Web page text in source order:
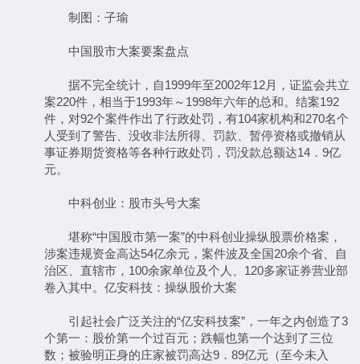
制图：子瑜
中国股市大案要案盘点
据不完全统计，自1999年至2002年12月，证监会共立
案220件，相当于1993年～1998年六年的总和。结案192
件，对92个案件作出了行政处罚，有104家机构和270名个
人受到了警告、没收非法所得、罚款、暂停资格或撤销从
事证券期货资格等各种行政处罚，罚没款总额达14．9亿
元。
中科创业：股市头号大案
堪称“中国股市第一案”的中科创业操纵股票价格案，
涉案违规资金高达54亿余元，案件波及全国20余个省、自
治区、直辖市，100余家单位及个人、120多家证券营业部
卷入其中。亿安科技：操纵股价大案
引起社会广泛关注的“亿安科技案”，一年之内创造了3
个第一：股价第一个过百元；跌幅也第一个达到了三位
数；被验明正身的庄家被罚高达9．89亿元（至今未入